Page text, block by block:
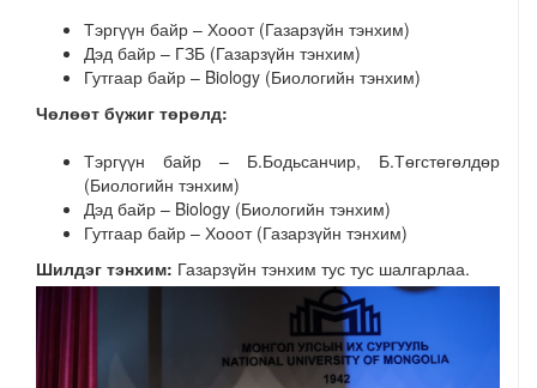
Тэргүүн байр – Хооот (Газарзүйн тэнхим)
Дэд байр – ГЗБ (Газарзүйн тэнхим)
Гутгаар байр – Biology (Биологийн тэнхим)
Чөлөөт бүжиг төрөлд:
Тэргүүн байр – Б.Бодьсанчир, Б.Төгстөгөлдөр
(Биологийн тэнхим)
Дэд байр – Biology (Биологийн тэнхим)
Гутгаар байр – Хооот (Газарзүйн тэнхим)
Шилдэг тэнхим: Газарзүйн тэнхим тус тус шалгарлаа.